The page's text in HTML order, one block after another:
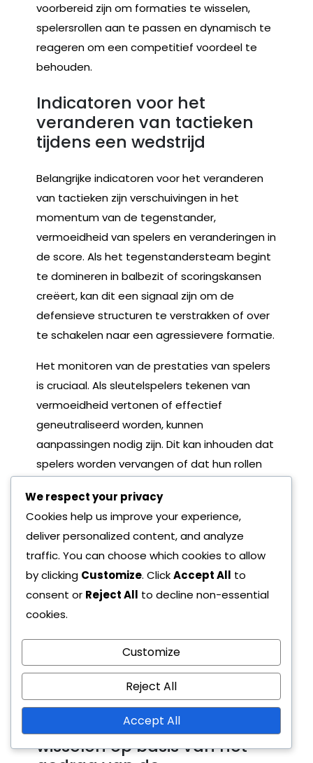
voorbereid zijn om formaties te wisselen,
spelersrollen aan te passen en dynamisch te
reageren om een competitief voordeel te
behouden.
Indicatoren voor het
veranderen van tactieken
tijdens een wedstrijd
Belangrijke indicatoren voor het veranderen
van tactieken zijn verschuivingen in het
momentum van de tegenstander,
vermoeidheid van spelers en veranderingen in
de score. Als het tegenstandersteam begint
te domineren in balbezit of scoringskansen
creëert, kan dit een signaal zijn om de
defensieve structuren te verstrakken of over
te schakelen naar een agressievere formatie.
Het monitoren van de prestaties van spelers
is cruciaal. Als sleutelspelers tekenen van
vermoeidheid vertonen of effectief
geneutraliseerd worden, kunnen
aanpassingen nodig zijn. Dit kan inhouden dat
spelers worden vervangen of dat hun rollen
zwaktes in de opstelling van de
tegenstander.
Coaches moeten ook aandacht besteden
aan de beslissingen van de scheidsrechter en
de flow van het spel. Een reeks overtredingen
of blessures kan de ritme verstoren, wat een
noodzakelijke veranderingen aan te brengen
om de controle over de wedstrijd terug te
Wanneer formaties te
wisselen op basis van het
We respect your privacy
Cookies help us improve your experience,
deliver personalized content, and analyze
traffic. You can choose which cookies to allow
by clicking Customize. ClickAccept All to
consent or Reject All to decline non-essential
cookies.
Customize
Reject All
Accept All